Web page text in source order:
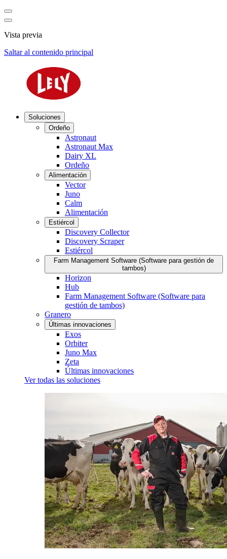
Vista previa
Saltar al contenido principal
Soluciones
Ordeño
Astronaut
Astronaut Max
Dairy XL
Ordeño
Alimentación
Vector
Juno
Calm
Alimentación
Estiércol
Discovery Collector
Discovery Scraper
Estiércol
Farm Management Software (Software para gestión de
tambos)
Horizon
Hub
Farm Management Software (Software para
gestión de tambos)
Granero
Últimas innovaciones
Exos
Orbiter
Juno Max
Zeta
Últimas innovaciones
Ver todas las soluciones